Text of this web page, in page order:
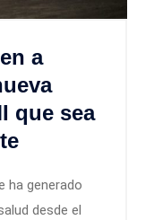
a
que sea
ha generado
desde el